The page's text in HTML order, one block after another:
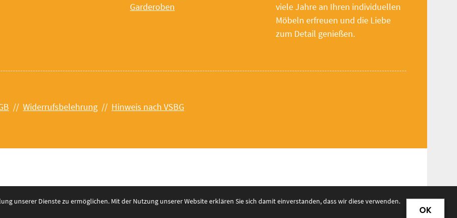
Garderoben
viele Jahre an Ihren individuellen
Möbeln erfreuen und die Liebe
zum Detail genießen.
// Widerrufsbelehrung // Hinweis nach VSBG
OK
unserer Dienste zu ermöglichen. Mit der Nutzung unserer Website erklären Sie sich damit einverstanden, dass wir diese verwenden.